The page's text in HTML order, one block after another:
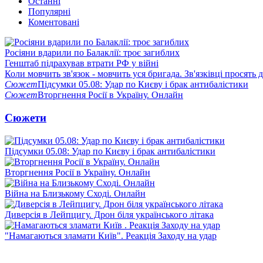
Популярні
Коментовані
Росіяни вдарили по Балаклії: троє загиблих
Генштаб підрахував втрати РФ у війні
Коли мовчить зв'язок - мовчить уся бригада. Зв'язківці просять
СюжетПідсумки 05.08: Удар по Києву і брак антибалістики
СюжетВторгнення Росії в Україну. Онлайн
Сюжети
Підсумки 05.08: Удар по Києву і брак антибалістики
Вторгнення Росії в Україну. Онлайн
Війна на Близькому Сході. Онлайн
Диверсія в Лейпцигу. Дрон біля українського літака
"Намагаються зламати Київ". Реакція Заходу на удар